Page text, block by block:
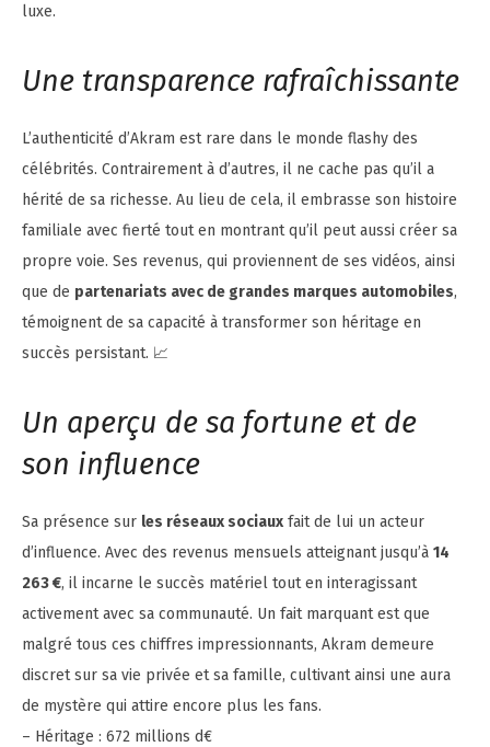
luxe.
Une transparence rafraîchissante
L’authenticité d’Akram est rare dans le monde flashy des
célébrités. Contrairement à d’autres, il ne cache pas qu’il a
hérité de sa richesse. Au lieu de cela, il embrasse son histoire
familiale avec fierté tout en montrant qu’il peut aussi créer sa
propre voie. Ses revenus, qui proviennent de ses vidéos, ainsi
que de partenariats avec de grandes marques automobiles,
témoignent de sa capacité à transformer son héritage en
succès persistant. 📈
Un aperçu de sa fortune et de
son influence
Sa présence sur les réseaux sociaux fait de lui un acteur
d’influence. Avec des revenus mensuels atteignant jusqu’à 14
263 €, il incarne le succès matériel tout en interagissant
activement avec sa communauté. Un fait marquant est que
malgré tous ces chiffres impressionnants, Akram demeure
discret sur sa vie privée et sa famille, cultivant ainsi une aura
de mystère qui attire encore plus les fans.
– Héritage : 672 millions d€